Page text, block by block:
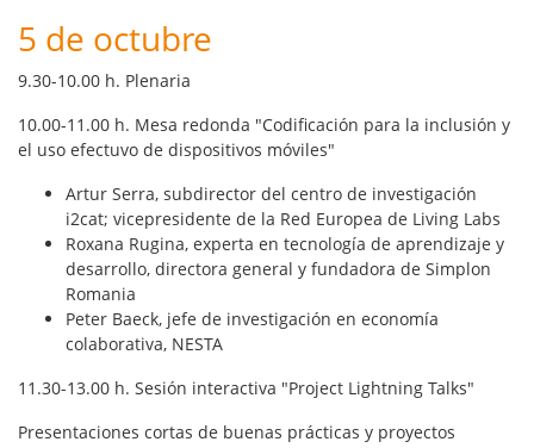
5 de octubre
9.30-10.00 h. Plenaria
10.00-11.00 h. Mesa redonda "Codificación para la inclusión y
el uso efectuvo de dispositivos móviles"
Artur Serra, subdirector del centro de investigación
i2cat; vicepresidente de la Red Europea de Living Labs
Roxana Rugina, experta en tecnología de aprendizaje y
desarrollo, directora general y fundadora de Simplon
Romania
Peter Baeck, jefe de investigación en economía
colaborativa, NESTA
11.30-13.00 h. Sesión interactiva "Project Lightning Talks"
Presentaciones cortas de buenas prácticas y proyectos